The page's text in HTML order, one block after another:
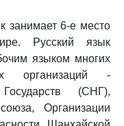
занимает 6-е место
Русский язык
языком многих
организаций -
(СНГ),
Организации